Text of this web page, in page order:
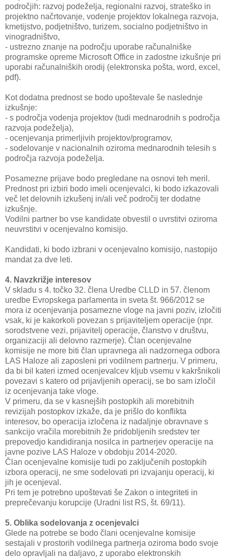
področjih: razvoj podeželja, regionalni razvoj, strateško in
projektno načrtovanje, vodenje projektov lokalnega razvoja,
kmetijstvo, podjetništvo, turizem, socialno podjetništvo in
vinogradništvo,
- ustrezno znanje na področju uporabe računalniške
programske opreme Microsoft Office in zadostne izkušnje pri
uporabi računalniških orodij (elektronska pošta, word, excel,
pdf).
Kot dodatna prednost se bodo upoštevale še naslednje
izkušnje:
- s področja vodenja projektov (tudi mednarodnih s področja
razvoja podeželja),
- ocenjevanja primerljivih projektov/programov,
- sodelovanje v nacionalnih oziroma mednarodnih telesih s
področja razvoja podeželja.
Posamezne prijave bodo pregledane na osnovi teh meril.
Prednost pri izbiri bodo imeli ocenjevalci, ki bodo izkazovali
več let delovnih izkušenj in/ali več področij ter dodatne
izkušnje.
Vodilni partner bo vse kandidate obvestil o uvrstitvi oziroma
neuvrstitvi v ocenjevalno komisijo.
Kandidati, ki bodo izbrani v ocenjevalno komisijo, nastopijo
mandat za dve leti.
4. Navzkrižje interesov
V skladu s 4. točko 32. člena Uredbe CLLD in 57. členom
uredbe Evropskega parlamenta in sveta št. 966/2012 se
mora iz ocenjevanja posamezne vloge na javni poziv, izločiti
vsak, ki je kakorkoli povezan s prijaviteljem operacije (npr.
sorodstvene vezi, prijavitelj operacije, članstvo v društvu,
organizaciji ali delovno razmerje). Član ocenjevalne
komisije ne more biti član upravnega ali nadzornega odbora
LAS Haloze ali zaposleni pri vodilnem partnerju. V primeru,
da bi bil kateri izmed ocenjevalcev kljub vsemu v kakršnikoli
povezavi s katero od prijavljenih operacij, se bo sam izločil
iz ocenjevanja take vloge.
V primeru, da se v kasnejših postopkih ali morebitnih
revizijah postopkov izkaže, da je prišlo do konflikta
interesov, bo operacija izločena iz nadaljnje obravnave s
sankcijo vračila morebitnih že pridobljenih sredstev ter
prepovedjo kandidiranja nosilca in partnerjev operacije na
javne pozive LAS Haloze v obdobju 2014-2020.
Član ocenjevalne komisije tudi po zaključenih postopkih
izbora operacij, ne sme sodelovati pri izvajanju operacij, ki
jih je ocenjeval.
Pri tem je potrebno upoštevati še Zakon o integriteti in
preprečevanju korupcije (Uradni list RS, št. 69/11).
5. Oblika sodelovanja z ocenjevalci
Glede na potrebe se bodo člani ocenjevalne komisije
sestajali v prostorih vodilnega partnerja oziroma bodo svoje
delo opravljali na daljavo, z uporabo elektronskih